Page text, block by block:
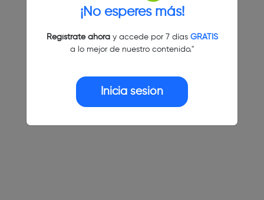
¡No esperes más!
Regístrate ahoray accede por 7 días GRATIS
a lo mejor de nuestro contenido."
Inicia sesión